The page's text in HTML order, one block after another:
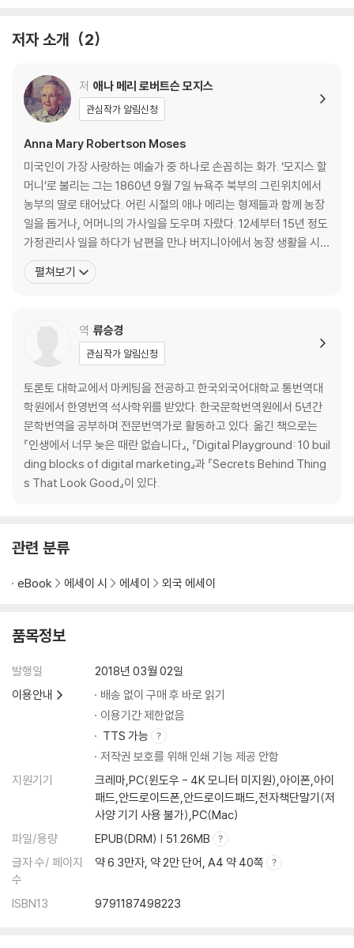
저자 소개 2
저 애나 메리 로버트슨 모지스
관심작가 알림신청
Anna Mary Robertson Moses
미국인이 가장 사랑하는 예술가 중 하나로 손꼽히는 화가. ‘모지스 할
머니’로 불리는 그는 1860년 9월 7일 뉴욕주 북부의 그린위치에서
농부의 딸로 태어났다. 어린 시절의 애나 메리는 형제들과 함께 농장
일을 돕거나, 어머니의 가사일을 도우며 자랐다. 12세부터 15년 정도
가정관리사 일을 하다가 남편을 만나 버지니아에서 농장 생활을 시작
했다. 이후 뉴욕, 이글 브리지에 정착해 열 명의 자녀를 출산했지만 다
섯 명이 죽고 다섯 명만 살아남았다. 한시도 손을 놀리지 못해 평생을
펼쳐보기
역 류승경
관심작가 알림신청
토론토 대학교에서 마케팅을 전공하고 한국외국어대학교 통번역대
학원에서 한영번역 석사학위를 받았다. 한국문학번역원에서 5년간
문학번역을 공부하며 전문번역가로 활동하고 있다. 옮긴 책으로는
『인생에서 너무 늦은 때란 없습니다』, 『Digital Playground: 10 buil
ding blocks of digital marketing』과 『Secrets Behind Thing
s That Look Good』이 있다.
관련 분류
eBook 에세이 시 에세이 외국 에세이
품목정보
발행일
2018년 03월 02일
이용안내
배송 없이 구매 후 바로 읽기
이용기간 제한없음
TTS 가능
저작권 보호를 위해 인쇄 기능 제공 안함
지원기기
크레마,PC(윈도우 - 4K 모니터 미지원),아이폰,아이
패드,안드로이드폰,안드로이드패드,전자책단말기(저
사양 기기 사용 불가),PC(Mac)
파일/용량
EPUB(DRM) | 51.26MB
글자 수/ 페이지
수
약 6.3만자, 약 2만 단어, A4 약 40쪽
ISBN13 9791187498223